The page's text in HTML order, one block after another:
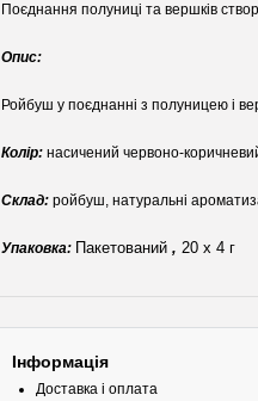
Поєднання полуниці та вершків
Опис:
Ройбуш у поєднанні з полуницею і
Колір: насичений червоно-
Склад: ройбуш, натуральні
Упаковка: Пакетований , 20 х 4 г
Інформація
Доставка і оплата